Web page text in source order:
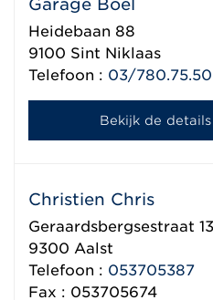
Heidebaan 88
9100 Sint Niklaas
Telefoon : 03/780.75.50
Bekijk de
Christien Chris
Geraardsbergsestraat
9300 Aalst
Telefoon : 053705387
Fax : 053705674